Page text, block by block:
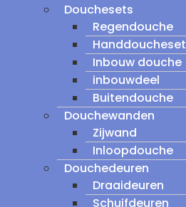
Douchesets
Regendouche
Handdoucheset
Inbouw douche
inbouwdeel
Buitendouche
Douchewanden
Zijwand
Inloopdouche
Douchedeuren
Draaideuren
Schuifdeuren